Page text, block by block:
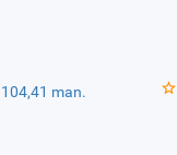
104,41 man.